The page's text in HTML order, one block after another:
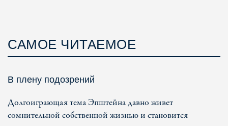
САМОЕ ЧИТАЕМОЕ
В плену подозрений
Долгоиграющая тема Эпштейна давно живет
сомнительной собственной жизнью и становится